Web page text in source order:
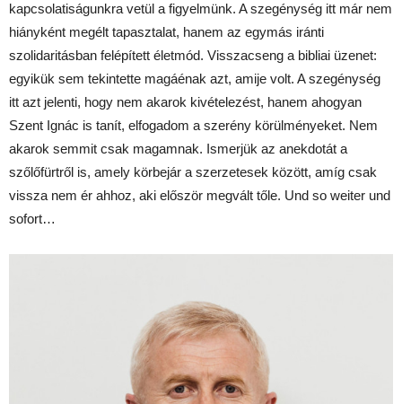
kapcsolatiságunkra vetül a figyelmünk. A szegénység itt már nem
hiányként megélt tapasztalat, hanem az egymás iránti
szolidaritásban felépített életmód. Visszacseng a bibliai üzenet:
egyikük sem tekintette magáénak azt, amije volt. A szegénység
itt azt jelenti, hogy nem akarok kivételezést, hanem ahogyan
Szent Ignác is tanít, elfogadom a szerény körülményeket. Nem
akarok semmit csak magamnak. Ismerjük az anekdotát a
szőlőfürtről is, amely körbejár a szerzetesek között, amíg csak
vissza nem ér ahhoz, aki először megvált tőle. Und so weiter und
sofort…